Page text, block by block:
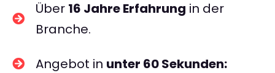
Über 16 Jahre Erfahrung in der
Branche.
Angebot in unter 60 Sekunden: